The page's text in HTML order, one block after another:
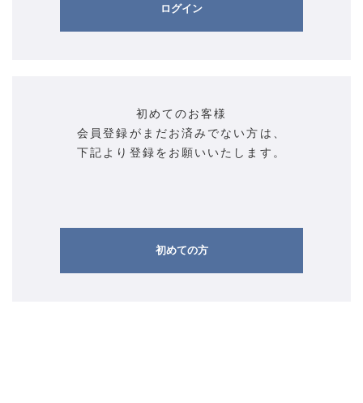
ログイン
初めてのお客様
会員登録がまだお済みでない方は、
下記より登録をお願いいたします。
初めての方